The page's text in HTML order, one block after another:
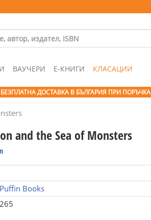
ВАУЧЕРИ Е-КНИГИ КЛАСАЦИИ
БЕЗПЛАТНА ДОСТАВКА В БЪЛГАРИЯ ПРИ ПОРЪЧКА
and the Sea of Monsters
Puffin Books
265